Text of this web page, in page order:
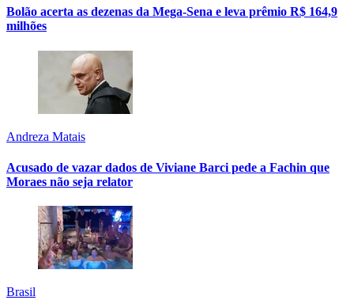
Bolão acerta as dezenas da Mega-Sena e leva prêmio R$ 164,9
milhões
Andreza Matais
Acusado de vazar dados de Viviane Barci pede a Fachin que
Moraes não seja relator
Brasil